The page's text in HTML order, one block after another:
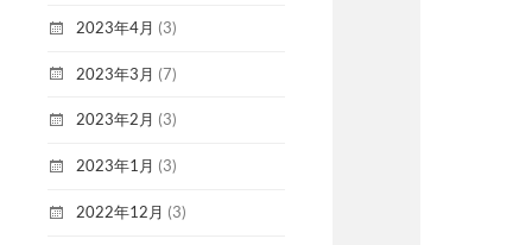
2023年4月 (3)
2023年3月 (7)
2023年2月 (3)
2023年1月 (3)
2022年12月 (3)